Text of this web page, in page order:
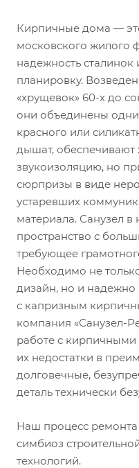
Кирпичные дома —
московского жилого
надежность
планировку.
«хрущевок» 60-х до
они объединены
красного или
дышат,
звукоизоляцию, но
сюрпризы в виде
устаревших
материала. Санузел
пространство с
требующее
Необходимо не
дизайн, но и надежно
с капризным
компания «Санузел-
работе с
их недостатки в
долговечные,
деталь технически
Наш процесс
симбиоз
технологий.